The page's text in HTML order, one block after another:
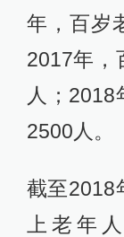
年，百岁
2017年，
人；
2500人。
截至2018
上老年